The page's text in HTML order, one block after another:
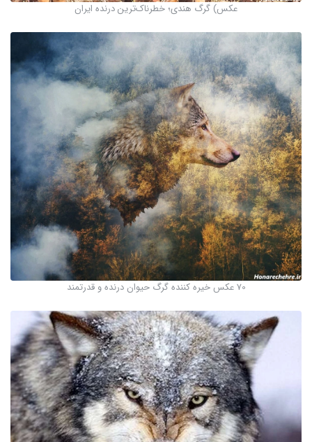
عکس) گرگ هندی؛ خطرناک‌ترین درنده ایران
70 عکس خیره کننده گرگ حیوان درنده و قدرتمند